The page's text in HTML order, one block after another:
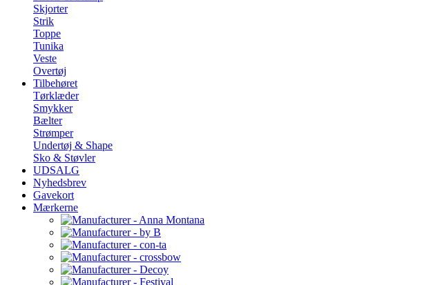
Skjorter
Strik
Toppe
Tunika
Veste
Overtøj
Tilbehøret
Tørklæder
Smykker
Bælter
Strømper
Undertøj & Shape
Sko & Støvler
UDSALG
Nyhedsbrev
Gavekort
Mærkerne